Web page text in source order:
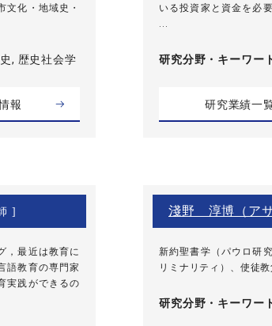
化・地域史・
, 歴史社会学
報
いる投資家と資金を必
研究分野・ キーワー
研究業績一
]
，最近は教育に
語教育の専門家
実践ができるの
淺野 淳博（ア
新約聖書学（パウロ研
リミナリティ）、使徒
研究分野・ キーワー